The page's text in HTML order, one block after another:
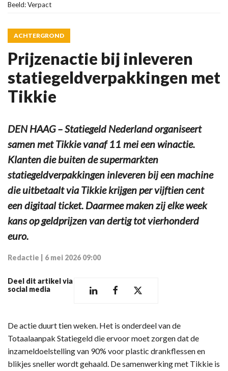
Beeld: Verpact
ACHTERGROND
Prijzenactie bij inleveren
statiegeldverpakkingen met
Tikkie
DEN HAAG – Statiegeld Nederland organiseert
samen met Tikkie vanaf 11 mei een winactie.
Klanten die buiten de supermarkten
statiegeldverpakkingen inleveren bij een machine
die uitbetaalt via Tikkie krijgen per vijftien cent
een digitaal ticket. Daarmee maken zij elke week
kans op geldprijzen van dertig tot vierhonderd
euro.
Redactie 6 mei 2026 09:00
Deel dit artikel via
social media
De actie duurt tien weken. Het is onderdeel van de
Totaalaanpak Statiegeld die ervoor moet zorgen dat de
inzameldoelstelling van 90% voor plastic drankflessen en
blikjes sneller wordt gehaald. De samenwerking met Tikkie is